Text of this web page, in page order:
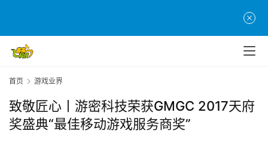
首页 游戏业界
致敬匠心丨游密科技荣获GMGC 2017天府
奖盛典“最佳移动游戏服务商奖”